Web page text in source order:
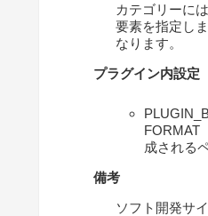
カテゴリーに
要素を指定し
なります。
プラグイン内設定
FORMAT
成される
備考
ソフト開発サ